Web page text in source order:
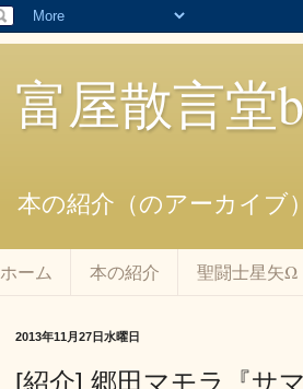
富屋散言堂
本の紹介（のアーカイブ
ホーム 本の紹介 聖闘士星矢Ω
2013年11月27日水曜日
[紹介] 郷田マモラ『サ